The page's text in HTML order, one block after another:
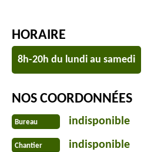
HORAIRE
8h-20h du lundi au samedi
NOS COORDONNÉES
Bureau indisponible
Chantier indisponible